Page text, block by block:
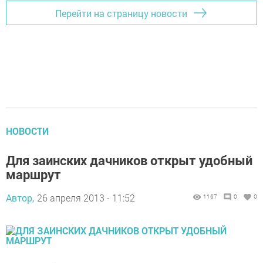
Перейти на страницу новости
НОВОСТИ
Для заинских дачников открыт удобный
маршрут
Автор, 26 апреля 2013 - 11:52 1167 0 0